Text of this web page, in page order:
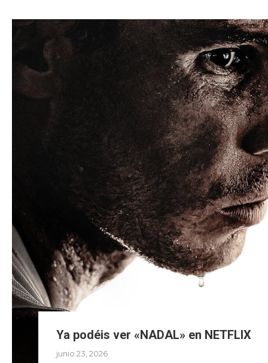
Ya podéis ver «NADAL» en NETFLIX
junio 23, 2026